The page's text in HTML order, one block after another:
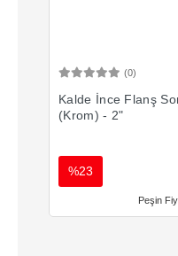
(0)
Kalde İnce Flanş
(Krom) - 2"
%23
Peşin